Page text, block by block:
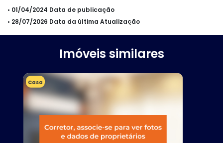
• 01/04/2024 Data de publicação
• 28/07/2026 Data da última Atualização
Imóveis similares
Casa